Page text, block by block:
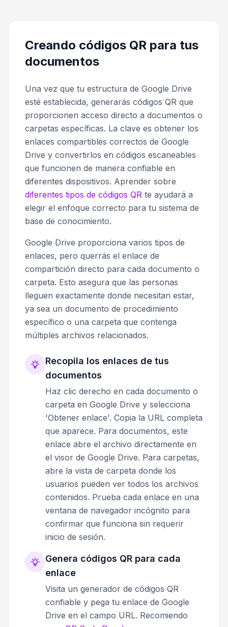
Creando códigos QR para tus
documentos
Una vez que tu estructura de Google Drive
esté establecida, generarás códigos QR que
proporcionen acceso directo a documentos o
carpetas específicas. La clave es obtener los
enlaces compartibles correctos de Google
Drive y convertirlos en códigos escaneables
que funcionen de manera confiable en
diferentes dispositivos. Aprender sobre
diferentes tipos de códigos QR te ayudará a
elegir el enfoque correcto para tu sistema de
base de conocimiento.
Google Drive proporciona varios tipos de
enlaces, pero querrás el enlace de
compartición directo para cada documento o
carpeta. Esto asegura que las personas
lleguen exactamente donde necesitan estar,
ya sea un documento de procedimiento
específico o una carpeta que contenga
múltiples archivos relacionados.
Recopila los enlaces de tus
documentos
Haz clic derecho en cada documento o
carpeta en Google Drive y selecciona
'Obtener enlace'. Copia la URL completa
que aparece. Para documentos, este
enlace abre el archivo directamente en
el visor de Google Drive. Para carpetas,
abre la vista de carpeta donde los
usuarios pueden ver todos los archivos
contenidos. Prueba cada enlace en una
ventana de navegador incógnito para
confirmar que funciona sin requerir
inicio de sesión.
Genera códigos QR para cada
enlace
Visita un generador de códigos QR
confiable y pega tu enlace de Google
Drive en el campo URL. Recomiendo